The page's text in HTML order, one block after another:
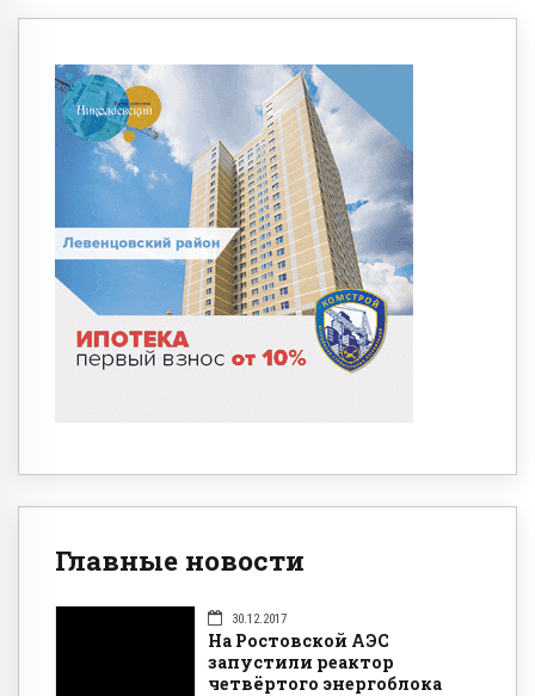
Главные новости
30.12.2017
На Ростовской АЭС
запустили реактор
четвёртого энергоблока